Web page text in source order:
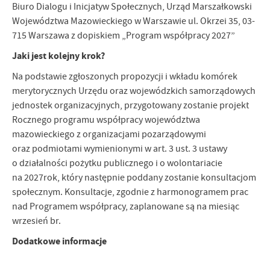
Biuro Dialogu i Inicjatyw Społecznych, Urząd Marszałkowski
Województwa Mazowieckiego w Warszawie ul. Okrzei 35, 03-
715 Warszawa z dopiskiem „Program współpracy 2027”
Jaki jest kolejny krok?
Na podstawie zgłoszonych propozycji i wkładu komórek
merytorycznych Urzędu oraz wojewódzkich samorządowych
jednostek organizacyjnych, przygotowany zostanie projekt
Rocznego programu współpracy województwa
mazowieckiego z organizacjami pozarządowymi
oraz podmiotami wymienionymi w art. 3 ust. 3 ustawy
o działalności pożytku publicznego i o wolontariacie
na 2027rok, który następnie poddany zostanie konsultacjom
społecznym. Konsultacje, zgodnie z harmonogramem prac
nad Programem współpracy, zaplanowane są na miesiąc
wrzesień br.
Dodatkowe informacje